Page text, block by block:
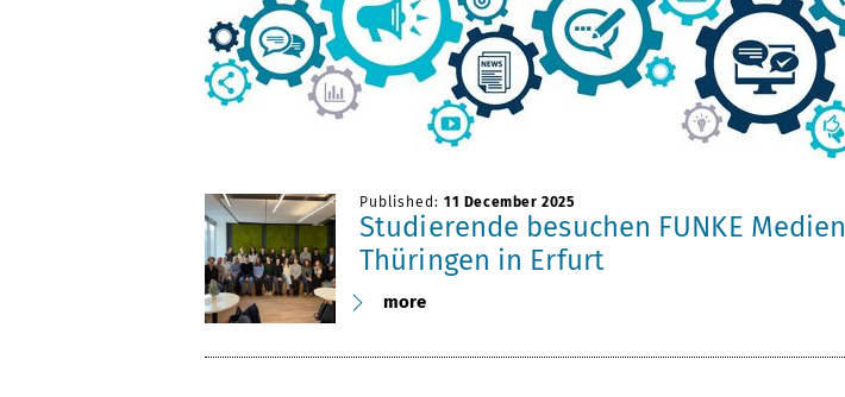
Published: 11 December 2025
Studierende besuchen FUNKE Medien
Thüringen in Erfurt
more